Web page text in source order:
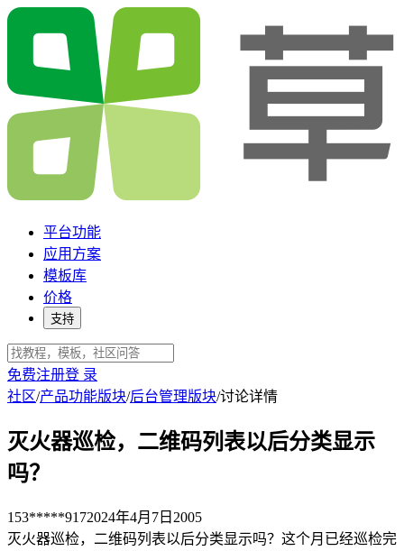
平台功能
应用方案
模板库
价格
支持
免费注册登 录
社区/产品功能版块/后台管理版块/讨论详情
灭火器巡检，二维码列表以后分类显示
吗？
153*****9172024年4月7日 2005
灭火器巡检，二维码列表以后分类显示吗？这个月已经巡检完